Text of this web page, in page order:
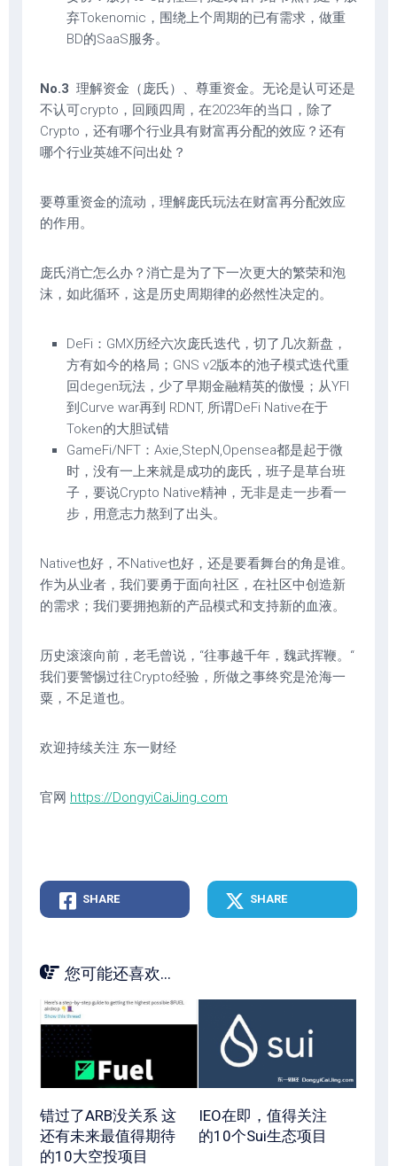
弃Tokenomic，围绕上个周期的已有需求，做重
BD的SaaS服务。
No.3 理解资金（庞氏）、尊重资金。无论是认可还是
不认可crypto，回顾四周，在2023年的当口，除了
Crypto，还有哪个行业具有财富再分配的效应？还有
哪个行业英雄不问出处？
要尊重资金的流动，理解庞氏玩法在财富再分配效应
的作用。
庞氏消亡怎么办？消亡是为了下一次更大的繁荣和泡
沫，如此循环，这是历史周期律的必然性决定的。
DeFi：GMX历经六次庞氏迭代，切了几次新盘，
方有如今的格局；GNS v2版本的池子模式迭代重
回degen玩法，少了早期金融精英的傲慢；从YFI
到Curve war再到 RDNT, 所谓DeFi Native在于
Token的大胆试错
GameFi/NFT：Axie,StepN,Opensea都是起于微
时，没有一上来就是成功的庞氏，班子是草台班
子，要说Crypto Native精神，无非是走一步看一
步，用意志力熬到了出头。
Native也好，不Native也好，还是要看舞台的角是谁。
作为从业者，我们要勇于面向社区，在社区中创造新
的需求；我们要拥抱新的产品模式和支持新的血液。
历史滚滚向前，老毛曾说，“往事越千年，魏武挥鞭。“
我们要警惕过往Crypto经验，所做之事终究是沧海一
粟，不足道也。
欢迎持续关注 东一财经
官网 https://DongyiCaiJing.com
SHARE SHARE
您可能还喜欢...
错过了ARB没关系 这
还有未来最值得期待
的10大空投项目
IEO在即，值得关注
的10个Sui生态项目